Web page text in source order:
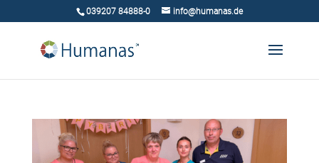
039207 84888-0 info@humanas.de